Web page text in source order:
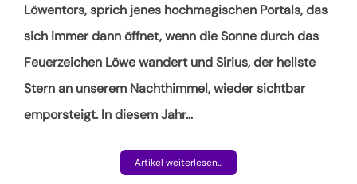
Löwentors, sprich jenes hochmagischen Portals, das
sich immer dann öffnet, wenn die Sonne durch das
Feuerzeichen Löwe wandert und Sirius, der hellste
Stern an unserem Nachthimmel, wieder sichtbar
emporsteigt. In diesem Jahr…
Artikel weiterlesen...